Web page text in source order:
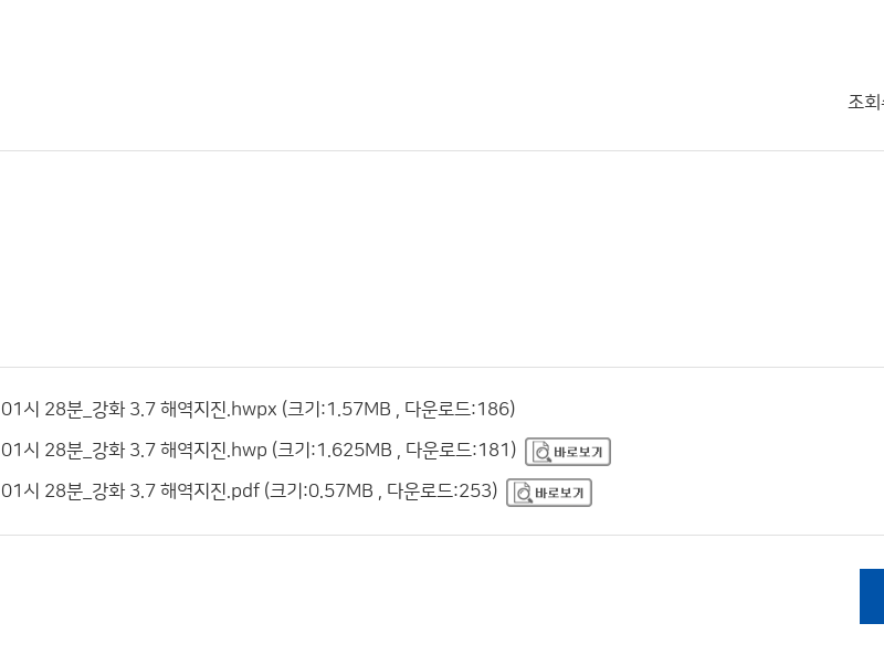
조회
시 28분_강화 3.7 해역지진.hwpx (크기:1.57MB , 다운로드:186)
시 28분_강화 3.7 해역지진.hwp (크기:1.625MB , 다운로드:181)
시 28분_강화 3.7 해역지진.pdf (크기:0.57MB , 다운로드:253)